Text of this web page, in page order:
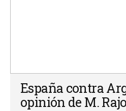
España contra
opinión de M.